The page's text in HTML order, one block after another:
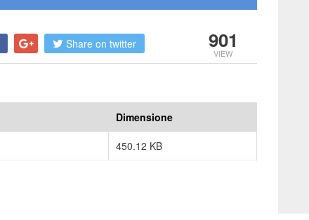
Share on twitter 901
VIEW
Dimensione
450.12 KB